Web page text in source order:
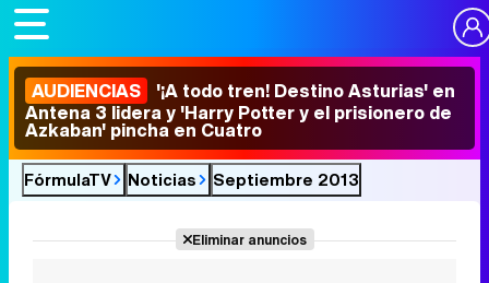
AUDIENCIAS '¡A todo tren! Destino Asturias' en
Antena 3 lidera y 'Harry Potter y el prisionero de
Azkaban' pincha en Cuatro
FórmulaTV Noticias Septiembre 2013
Eliminar anuncios